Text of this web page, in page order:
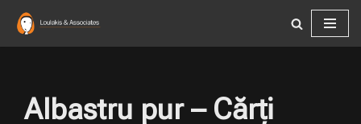
Skip
Albastru pur – Cărți